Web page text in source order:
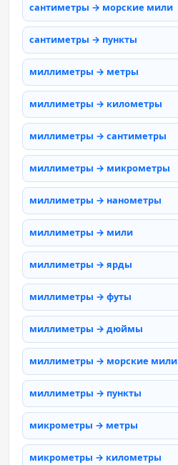
сантиметры → морские мили
сантиметры → пункты
миллиметры → метры
миллиметры → километры
миллиметры → сантиметры
миллиметры → микрометры
миллиметры → нанометры
миллиметры → мили
миллиметры → ярды
миллиметры → футы
миллиметры → дюймы
миллиметры → морские мили
миллиметры → пункты
микрометры → метры
микрометры → километры